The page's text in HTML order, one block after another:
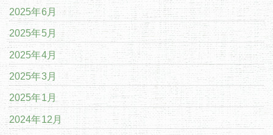
2025年6月
2025年5月
2025年4月
2025年3月
2025年1月
2024年12月